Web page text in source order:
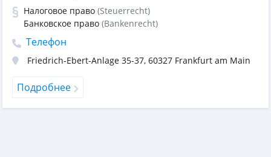
Налоговое право (Steuerrecht)
Банковское право (Bankenrecht)
Телефон
Friedrich-Ebert-Anlage 35-37, 60327 Frankfurt am Main
Подробнее